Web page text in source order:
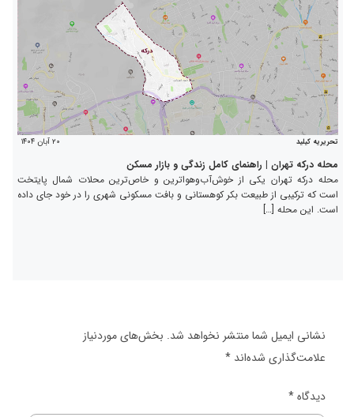
تحریریه کیلید ۲۰ آبان ۱۴۰۴
محله درکه تهران | راهنمای کامل زندگی و بازار مسکن
محله درکه تهران یکی از خوش‌آب‌وهواترین و خاص‌ترین محلات شمال پایتخت
است که ترکیبی از طبیعت بکر کوهستانی و بافت مسکونی شهری را در خود جای داده
است. این محله […]
نشانی ایمیل شما منتشر نخواهد شد. بخش‌های موردنیاز
علامت‌گذاری شده‌اند *
دیدگاه*